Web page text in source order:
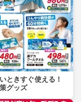
ときすぐ使える！
グッズ